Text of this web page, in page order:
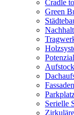
Cradle
Green
Serielle